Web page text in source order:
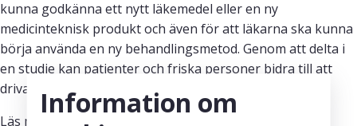
kunna godkänna ett nytt läkemedel eller en ny
medicinteknisk produkt och även för att läkarna ska kunna
börja använda en ny behandlingsmetod. Genom att delta i
en studie kan patienter och friska personer bidra till att
driva forskningen framåt.
Läs mer på
kliniskastudier.se
Information om